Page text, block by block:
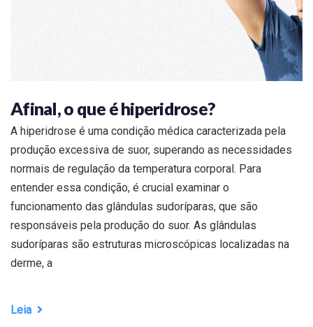
Afinal, o que é hiperidrose?
A hiperidrose é uma condição médica caracterizada pela
produção excessiva de suor, superando as necessidades
normais de regulação da temperatura corporal. Para
entender essa condição, é crucial examinar o
funcionamento das glândulas sudoríparas, que são
responsáveis pela produção do suor. As glândulas
sudoríparas são estruturas microscópicas localizadas na
derme, a
Leia